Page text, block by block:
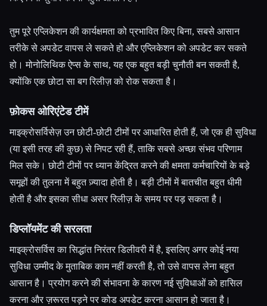
तुम पूरे एप्लिकेशन की कार्यक्षमता को प्रभावित किए बिना, सबसे आसान
तरीके से अपडेट वापस ले सकते हो और एप्लिकेशन को अपडेट कर सकते
हो। मोनोलिथिक ऐप्स के साथ, यह एक बहुत बड़ी चुनौती बन सकती है,
क्योंकि एक छोटा सा बग रिलीज़ को रोक सकता है।
फ़ोकस ओरिएंटेड टीमें
माइक्रोसर्विसेज़ उन छोटी-छोटी टीमों पर आधारित होती हैं, जो एक ही सुविधा
(या इसी तरह की कुछ) से निपट रही हैं, ताकि सबसे अच्छा संभव परिणाम
मिल सके। छोटी टीमों पर ध्यान केंद्रित करने की क्षमता कर्मचारियों के बड़े
समूहों की तुलना में बहुत ज़्यादा होती है। बड़ी टीमों में बातचीत बहुत धीमी
होती है और इसका सीधा असर रिलीज़ के समय पर पड़ सकता है।
डिप्लॉयमेंट की सरलता
माइक्रोसर्विस का सिद्धांत निरंतर डिलीवरी में है, इसलिए अगर कोई नया
सुविधा उम्मीद के मुताबिक काम नहीं करती है, तो उसे वापस लेना बहुत
आसान है। प्रयोग करने की संभावना के कारण नई सुविधाओं को हासिल
करना और ज़रूरत पड़ने पर कोड अपडेट करना आसान हो जाता है।